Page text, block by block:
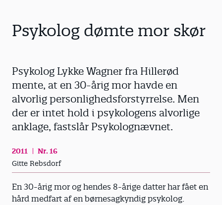
Psykolog dømte mor skør
Psykolog Lykke Wagner fra Hillerød
mente, at en 30-årig mor havde en
alvorlig personlighedsforstyrrelse. Men
der er intet hold i psykologens alvorlige
anklage, fastslår Psykolognævnet.
2011
Nr. 16
Gitte Rebsdorf
En 30-årig mor og hendes 8-årige datter har fået en
hård medfart af en børnesagkyndig psykolog.